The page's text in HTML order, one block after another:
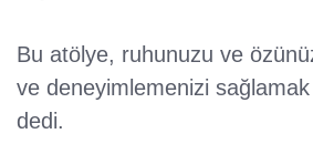
Bu atölye, ruhunuzu ve
ve deneyimlemenizi sağlamak
dedi.